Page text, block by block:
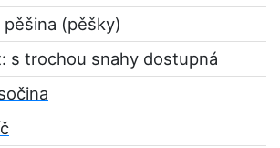
(pěšky)
s trochou snahy dostupná